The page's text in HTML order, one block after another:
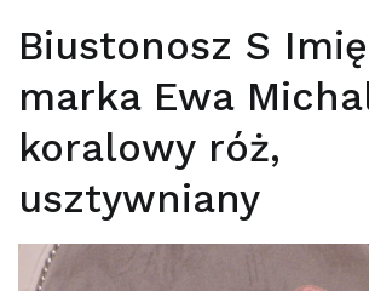
Biustonosz S
marka Ewa
koralowy róż,
usztywniany